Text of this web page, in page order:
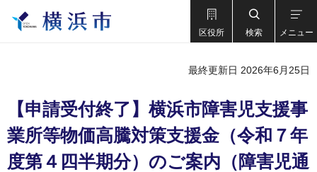
区役所 検索 メニュー
最終更新日 2026年6月25日
【申請受付終了】横浜市障害児支援事
業所等物価高騰対策支援金（令和７年
度第４四半期分）のご案内（障害児通